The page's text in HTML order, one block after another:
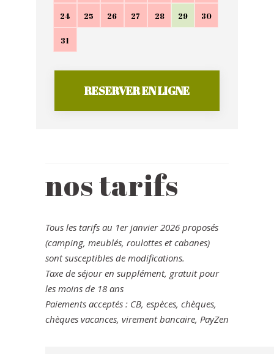
24 25 26 27 28 29 30
31
RESERVER EN LIGNE
nos tarifs
Tous les tarifs au 1er janvier 2026 proposés
(camping, meublés, roulottes et cabanes)
sont susceptibles de modifications.
Taxe de séjour en supplément, gratuit pour
les moins de 18 ans
Paiements acceptés : CB, espèces, chèques,
chèques vacances, virement bancaire, PayZen